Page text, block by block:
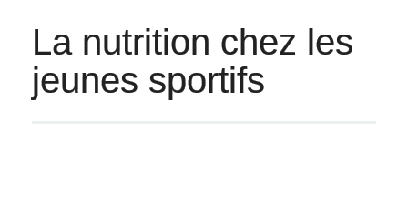
La nutrition chez les
jeunes sportifs